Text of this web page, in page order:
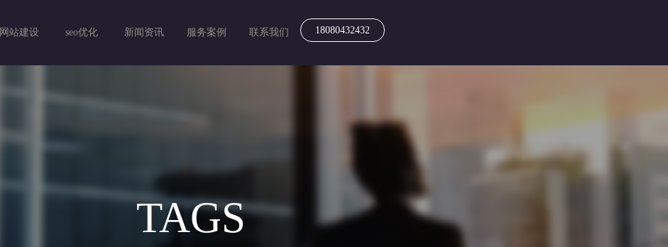
网站建设 seo优化 新闻资讯 服务案例 联系我们 18080432432
TAGS